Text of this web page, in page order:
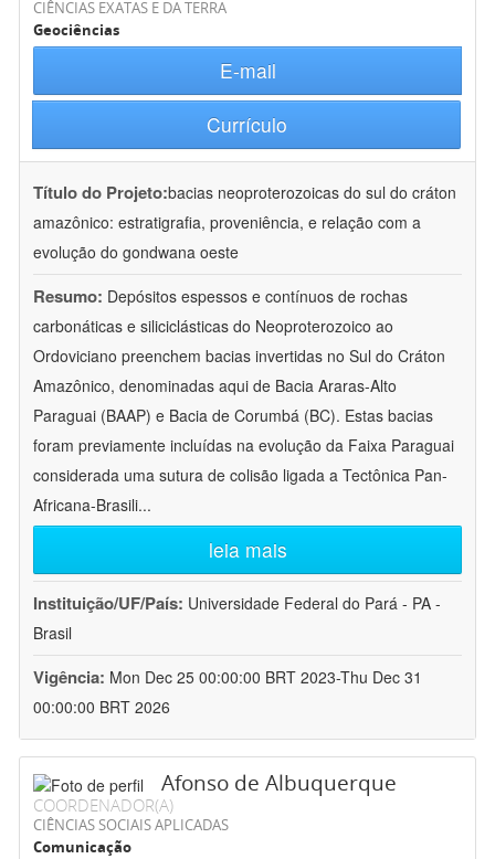
CIÊNCIAS EXATAS E DA TERRA
Geociências
E-mail
Currículo
Título do Projeto:bacias neoproterozoicas do sul do cráton
amazônico: estratigrafia, proveniência, e relação com a
evolução do gondwana oeste
Resumo: Depósitos espessos e contínuos de rochas
carbonáticas e siliciclásticas do Neoproterozoico ao
Ordoviciano preenchem bacias invertidas no Sul do Cráton
Amazônico, denominadas aqui de Bacia Araras-Alto
Paraguai (BAAP) e Bacia de Corumbá (BC). Estas bacias
foram previamente incluídas na evolução da Faixa Paraguai
considerada uma sutura de colisão ligada a Tectônica Pan-
Africana-Brasili...
leia mais
Instituição/UF/País: Universidade Federal do Pará - PA -
Brasil
Vigência: Mon Dec 25 00:00:00 BRT 2023-Thu Dec 31
00:00:00 BRT 2026
Afonso de Albuquerque
COORDENADOR(A)
CIÊNCIAS SOCIAIS APLICADAS
Comunicação